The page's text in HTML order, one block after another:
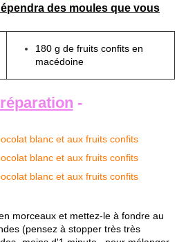
des moules que vous
180 g de fruits confits en
macédoine
-
morceaux et mettez-le à fondre au
(pensez à stopper très très